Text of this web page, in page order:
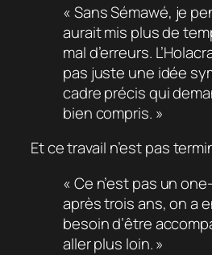
« Sans Sémawé, je
aurait mis plus de
mal d’erreurs.
pas juste une idée
cadre précis qui
bien compris. »
Et ce travail n’est pas
« Ce n’est pas un
après trois ans, on a
besoin d’être
aller plus loin. »